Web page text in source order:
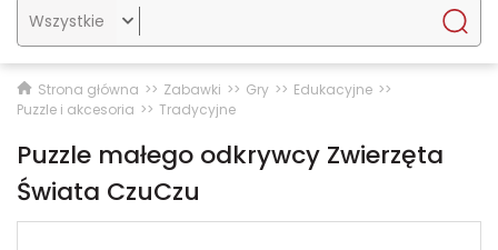

Strona główna Zabawki Gry
Edukacyjne
Puzzle i akcesoria
Tradycyjne
Puzzle małego odkrywcy Zwierzęta
Świata CzuCzu